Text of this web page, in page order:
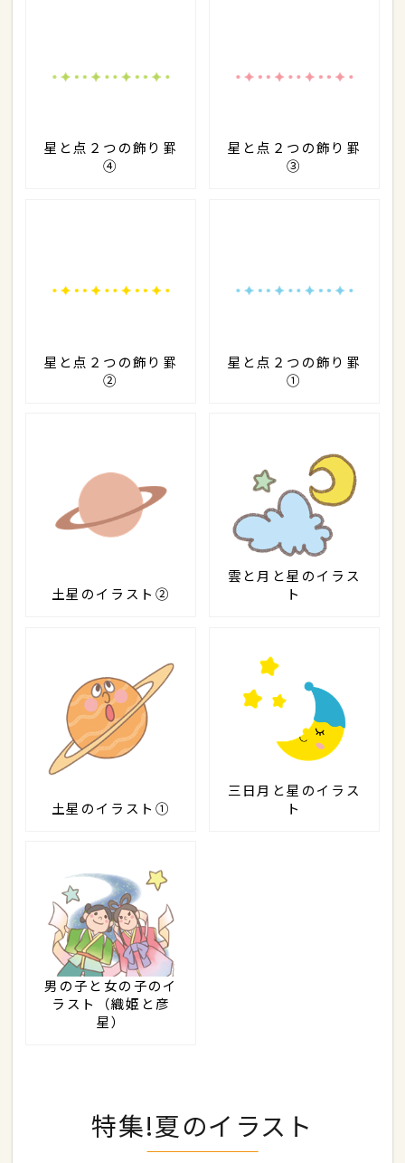
星と点２つの飾り罫
④
星と点２つの飾り罫
③
星と点２つの飾り罫
②
星と点２つの飾り罫
①
土星のイラスト②
雲と月と星のイラス
ト
土星のイラスト①
三日月と星のイラス
ト
男の子と女の子のイ
ラスト（織姫と彦
星）
特集!夏のイラスト